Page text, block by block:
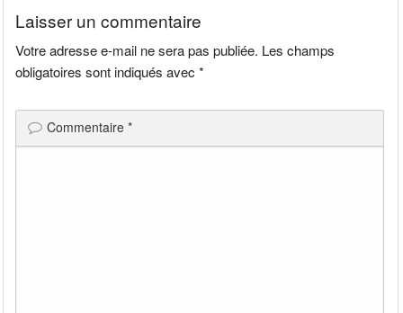
Laisser un commentaire
Votre adresse e-mail ne sera pas publiée. Les champs
obligatoires sont indiqués avec*
Commentaire*